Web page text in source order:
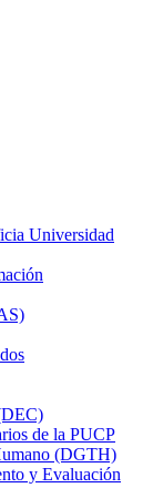
Universidad
de la PUCP
(DGTH)
y Evaluación